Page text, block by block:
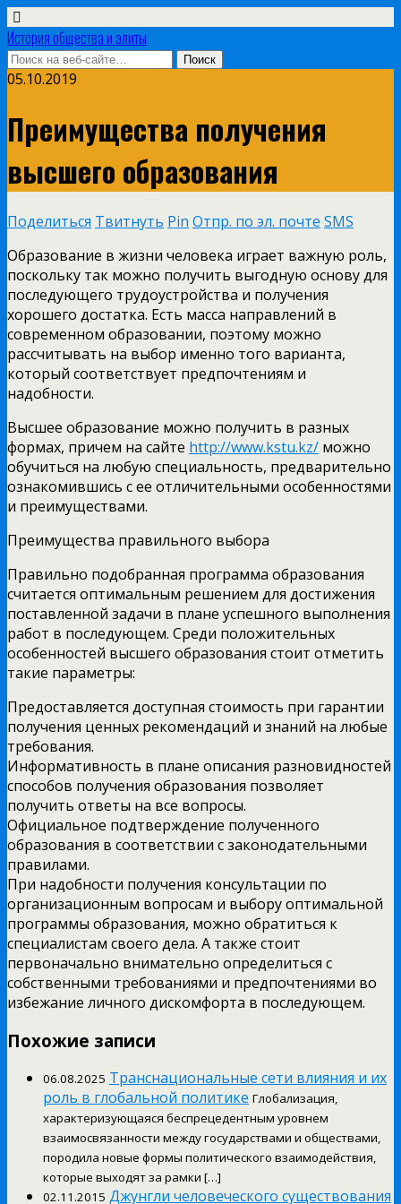
История общества и элиты
05.10.2019
Преимущества получения
высшего образования
Поделиться Твитнуть Pin Отпр. по эл. почте SMS
Образование в жизни человека играет важную роль,
поскольку так можно получить выгодную основу для
последующего трудоустройства и получения
хорошего достатка. Есть масса направлений в
современном образовании, поэтому можно
рассчитывать на выбор именно того варианта,
который соответствует предпочтениям и
надобности.
Высшее образование можно получить в разных
формах, причем на сайте http://www.kstu.kz/ можно
обучиться на любую специальность, предварительно
ознакомившись с ее отличительными особенностями
и преимуществами.
Преимущества правильного выбора
Правильно подобранная программа образования
считается оптимальным решением для достижения
поставленной задачи в плане успешного выполнения
работ в последующем. Среди положительных
особенностей высшего образования стоит отметить
такие параметры:
Предоставляется доступная стоимость при гарантии
получения ценных рекомендаций и знаний на любые
требования.
Информативность в плане описания разновидностей
способов получения образования позволяет
получить ответы на все вопросы.
Официальное подтверждение полученного
образования в соответствии с законодательными
правилами.
При надобности получения консультации по
организационным вопросам и выбору оптимальной
программы образования, можно обратиться к
специалистам своего дела. А также стоит
первоначально внимательно определиться с
собственными требованиями и предпочтениями во
избежание личного дискомфорта в последующем.
Похожие записи
06.08.2025 Транснациональные сети влияния и их
роль в глобальной политике Глобализация,
характеризующаяся беспрецедентным уровнем
взаимосвязанности между государствами и обществами,
породила новые формы политического взаимодействия,
которые выходят за рамки […]
02.11.2015 Джунгли человеческого существования